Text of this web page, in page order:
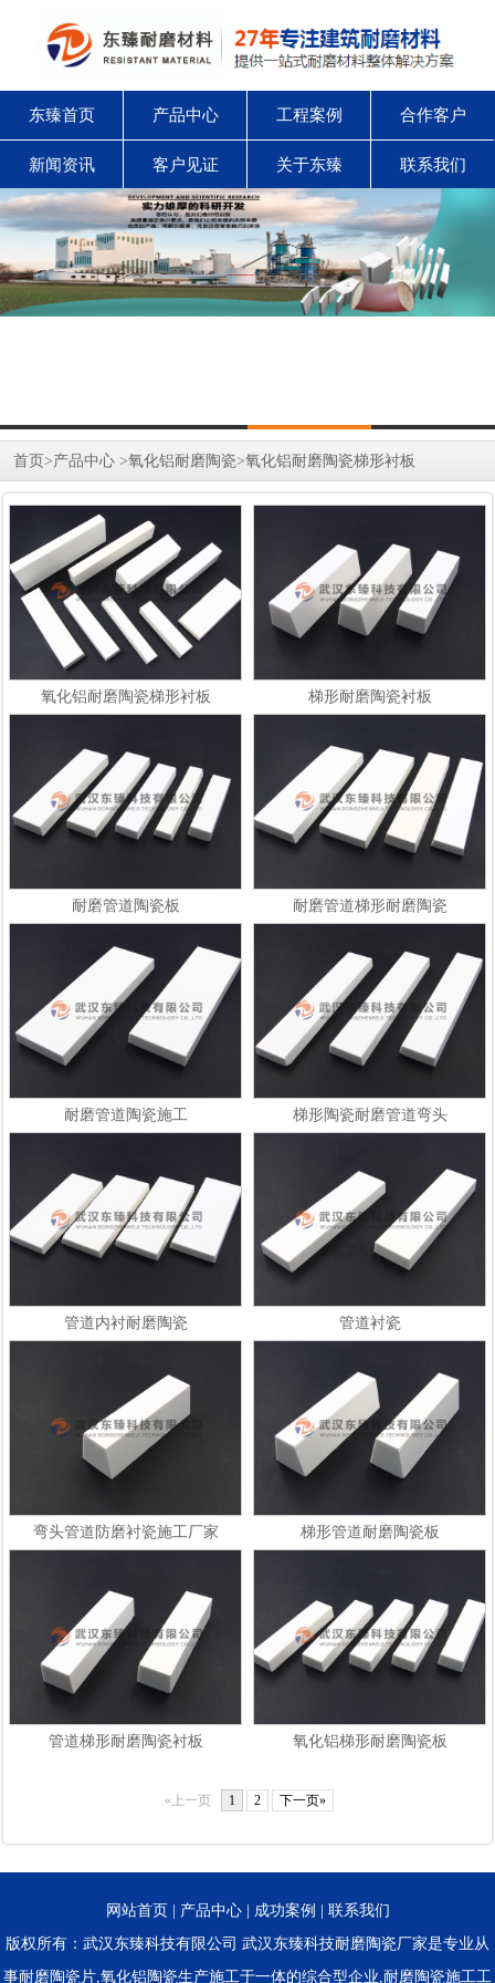
东臻首页 产品中心 工程案例 合作客户
新闻资讯 客户见证 关于东臻 联系我们
首页 >产品中心 >氧化铝耐磨陶瓷>氧化铝耐磨陶瓷梯形衬板
氧化铝耐磨陶瓷梯形衬板 梯形耐磨陶瓷衬板
耐磨管道陶瓷板 耐磨管道梯形耐磨陶瓷
耐磨管道陶瓷施工 梯形陶瓷耐磨管道弯头
管道内衬耐磨陶瓷 管道衬瓷
弯头管道防磨衬瓷施工厂家 梯形管道耐磨陶瓷板
管道梯形耐磨陶瓷衬板 氧化铝梯形耐磨陶瓷板
«上一页 1 2 下一页»
网站首页 产品中心| 成功案例
联系我们
版权所有：武汉东臻科技有限公司 武汉东臻科技耐磨陶瓷厂家是专业从
事耐磨陶瓷片,氧化铝陶瓷生产施工于一体的综合型企业,耐磨陶瓷施工工